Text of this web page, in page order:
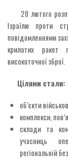
28 лютого
Ізраїлю проти
повідомленнями
крилатих ракет
високоточної зброї.
Цілями стали:
об’єкти
комплекси,
склади та
учасниць
регіональній